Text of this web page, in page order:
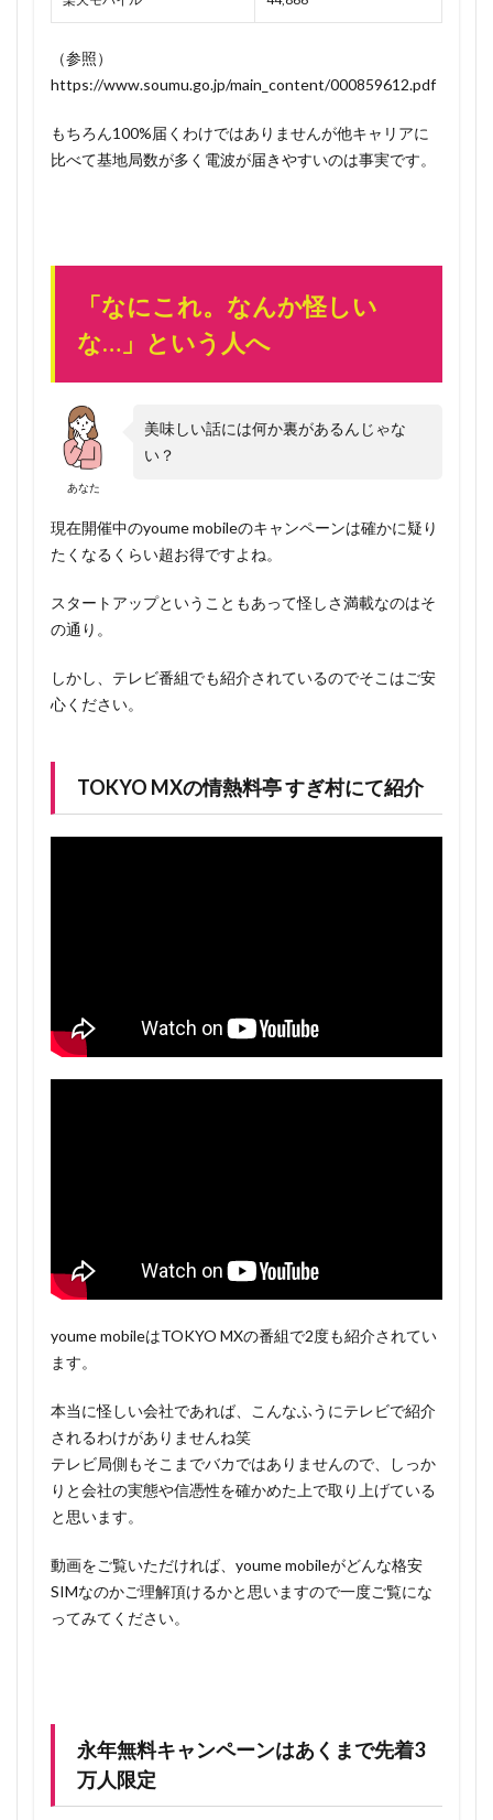
（参照）
https://www.soumu.go.jp/main_content/000859612.pdf
もちろん100%届くわけではありませんが他キャリアに
比べて基地局数が多く電波が届きやすいのは事実です。
「なにこれ。なんか怪しい
な…」という人へ
あなた
美味しい話には何か裏があるんじゃな
い？
現在開催中のyoume mobileのキャンペーンは確かに疑り
たくなるくらい超お得ですよね。
スタートアップということもあって怪しさ満載なのはそ
の通り。
しかし、テレビ番組でも紹介されているのでそこはご安
心ください。
TOKYO MXの情熱料亭 すぎ村にて紹介
youme mobileはTOKYO MXの番組で2度も紹介されてい
ます。
本当に怪しい会社であれば、こんなふうにテレビで紹介
されるわけがありませんね笑
テレビ局側もそこまでバカではありませんので、しっか
りと会社の実態や信憑性を確かめた上で取り上げている
と思います。
動画をご覧いただければ、youme mobileがどんな格安
SIMなのかご理解頂けるかと思いますので一度ご覧にな
ってみてください。
永年無料キャンペーンはあくまで先着3
万人限定